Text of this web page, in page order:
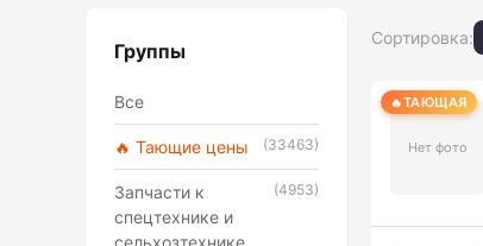
Группы
Все
🔥 Тающие цены (33463)
Запчасти к
спецтехнике и
сельхозтехнике
(4953)
Сортировка:
ТАЮЩАЯ
Нет фото